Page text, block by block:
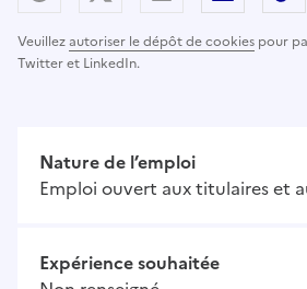
Veuillezautoriser le dépôt de cookies pour
Twitter et LinkedIn.
Nature de l’emploi
Emploi ouvert aux titulaires et
Expérience souhaitée